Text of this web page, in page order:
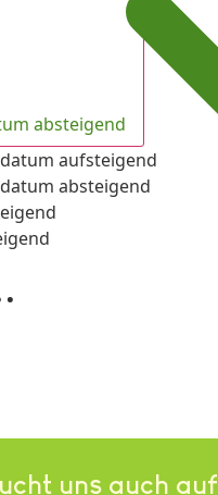
absteigend
aufsteigend
absteigend
uns auch auf